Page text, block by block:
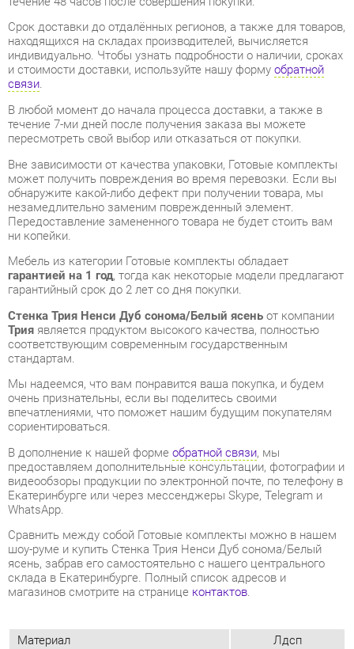
индивидуально. Чтобы узнать подробности о наличии, сроках
и стоимости доставки, используйте нашу формуобратной
связи.
В любой момент до начала процесса доставки, а также в
течение 7-ми дней после получения заказа вы можете
пересмотреть свой выбор или отказаться от покупки.
Вне зависимости от качества упаковки, Готовые комплекты
может получить повреждения во время перевозки. Если вы
обнаружите какой-либо дефект при получении товара, мы
Передоставление замененного товара не будет стоить вам
ни копейки.
Мебель из категории Готовые комплекты обладает
гарантией на 1 год , тогда как некоторые модели предлагают
гарантийный срок до 2 лет со дня покупки.
Стенка Трия Ненси Дуб сонома/Белый ясеньот компании
Трияявляется продуктом высокого качества, полностью
соответствующим современным государственным
стандартам.
Мы надеемся, что вам понравится ваша покупка, и будем
очень признательны, если вы поделитесь своими
впечатлениями, что поможет нашим будущим покупателям
сориентироваться.
В дополнение к нашей формеобратной связи, мы
предоставляем дополнительные консультации, фотографии и
видеообзоры продукции по электронной почте, по телефону в
Екатеринбурге или через мессенджеры Skype, Telegram и
Cравнить между собой Готовые комплекты можно в нашем
шоу-руме и купить Стенка Трия Ненси Дуб сонома/Белый
ясень, забрав его самостоятельно с нашего центрального
склада в Екатеринбурге. Полный список адресов и
Материал
Лдсп
Ширина, мм
белый ясень